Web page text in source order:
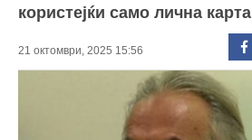
користејќи само лична карта
21 октомври, 2025 15:56